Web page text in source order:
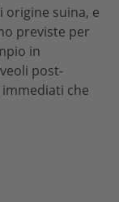
origine suina, e
previste per
in
post-
che